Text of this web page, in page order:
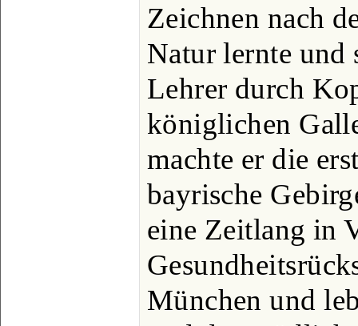
Zeichnen nach
Natur lernte und
Lehrer durch
königlichen
machte er die
bayrische
eine Zeitlang in
München und